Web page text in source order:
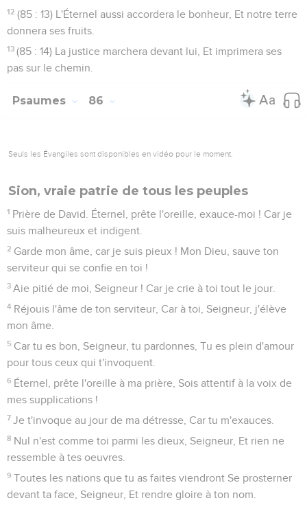
12 (85 : 13) L'Éternel aussi accordera le bonheur, Et notre terre
donnera ses fruits.
13 (85 : 14) La justice marchera devant lui, Et imprimera ses
pas sur le chemin.
Psaumes 86
Seuls les Évangiles sont disponibles en vidéo pour le moment.
Sion, vraie patrie de tous les peuples
1 Prière de David. Éternel, prête l'oreille, exauce-moi ! Car je
suis malheureux et indigent.
2 Garde mon âme, car je suis pieux ! Mon Dieu, sauve ton
serviteur qui se confie en toi !
3 Aie pitié de moi, Seigneur ! Car je crie à toi tout le jour.
4 Réjouis l'âme de ton serviteur, Car à toi, Seigneur, j'élève
mon âme.
5 Car tu es bon, Seigneur, tu pardonnes, Tu es plein d'amour
pour tous ceux qui t'invoquent.
6 Éternel, prête l'oreille à ma prière, Sois attentif à la voix de
mes supplications !
7 Je t'invoque au jour de ma détresse, Car tu m'exauces.
8 Nul n'est comme toi parmi les dieux, Seigneur, Et rien ne
ressemble à tes oeuvres.
9 Toutes les nations que tu as faites viendront Se prosterner
devant ta face, Seigneur, Et rendre gloire à ton nom.